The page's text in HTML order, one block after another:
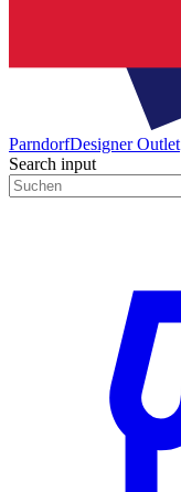
ParndorfDesigner Outlet
Search input